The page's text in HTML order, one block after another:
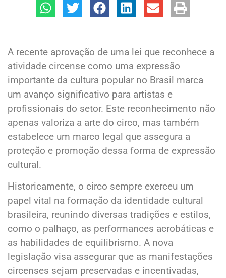
A recente aprovação de uma lei que reconhece a
atividade circense como uma expressão
importante da cultura popular no Brasil marca
um avanço significativo para artistas e
profissionais do setor. Este reconhecimento não
apenas valoriza a arte do circo, mas também
estabelece um marco legal que assegura a
proteção e promoção dessa forma de expressão
cultural.
Historicamente, o circo sempre exerceu um
papel vital na formação da identidade cultural
brasileira, reunindo diversas tradições e estilos,
como o palhaço, as performances acrobáticas e
as habilidades de equilibrismo. A nova
legislação visa assegurar que as manifestações
circenses sejam preservadas e incentivadas,